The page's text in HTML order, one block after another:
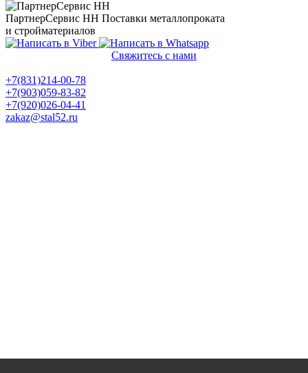
ПартнерСервис НН Поставки металлопроката
и стройматериалов
Свяжитесь с нами
+7(831)214-00-78
+7(903)059-83-82
+7(920)026-04-41
zakaz@stal52.ru